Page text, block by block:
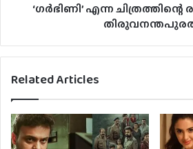
‘ഗർഭിണി’ എന്ന
Related Articles